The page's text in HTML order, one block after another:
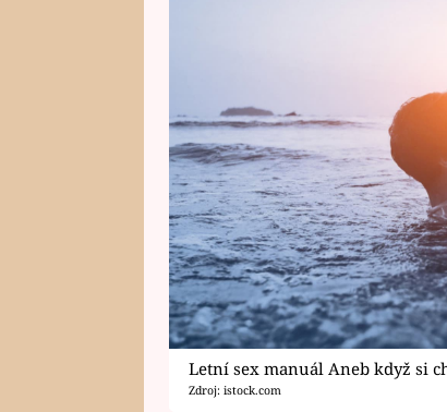
Letní sex manuál Aneb když si
Zdroj: istock.com